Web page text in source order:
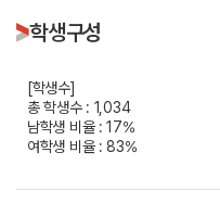
학생구성
[학생수]
총 학생수 : 1,034
남학생 비율 : 17%
여학생 비율 : 83%